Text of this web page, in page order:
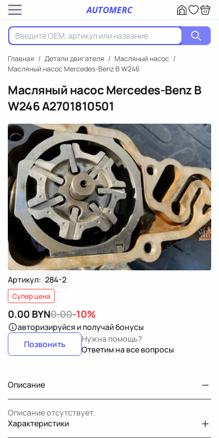
AUTOMERC
Главная / Детали двигателя / Масляный насос /
Масляный насос Mercedes-Benz B W246
Масляный насос Mercedes-Benz B
W246A2701810501
Артикул: 284-2
Супер цена
0.00 BYN0.00-10%
авторизируйся и получай бонусы
Позвонить
Нужна помощь?
Ответим на все вопросы
Описание
Описание отсутствует.
Характеристики